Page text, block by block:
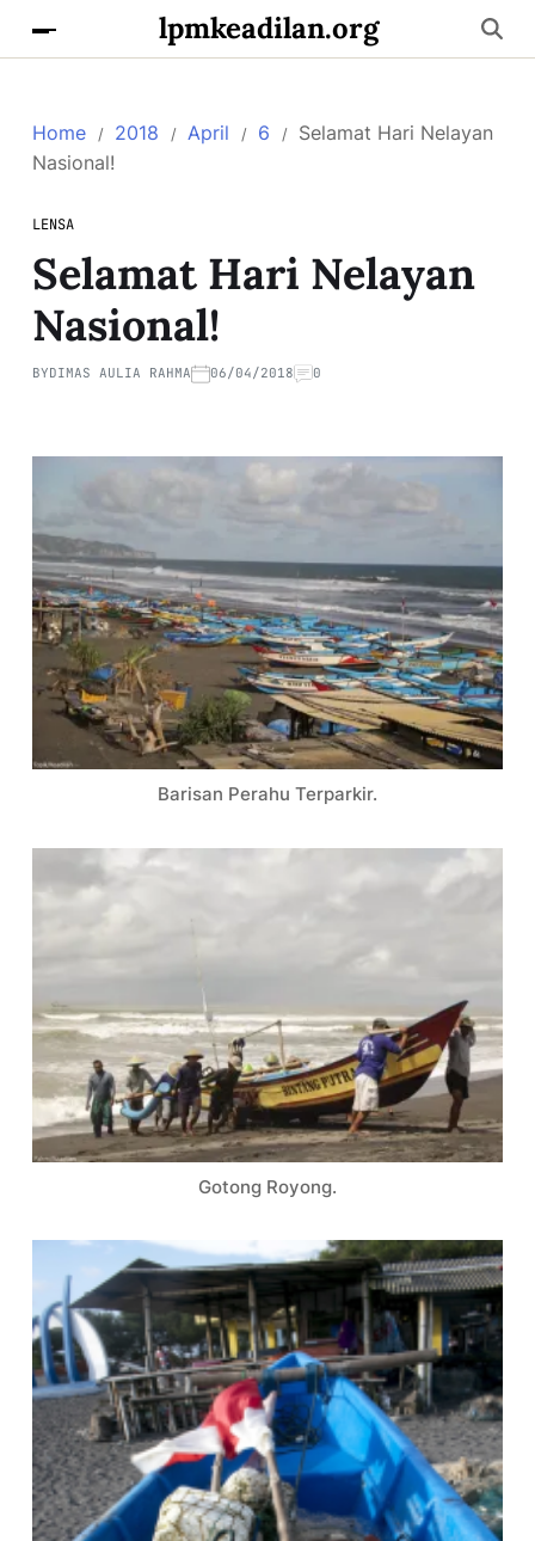
lpmkeadilan.org
Home 2018 April 6
Selamat Hari Nelayan
Nasional!
LENSA
Selamat Hari Nelayan
Nasional!
BYDIMAS AULIA RAHMA 06/04/2018 0
Barisan Perahu Terparkir.
Gotong Royong.